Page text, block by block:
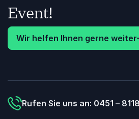
Event!
Wir helfen Ihnen gerne weiter
Rufen Sie uns an: 0451 –